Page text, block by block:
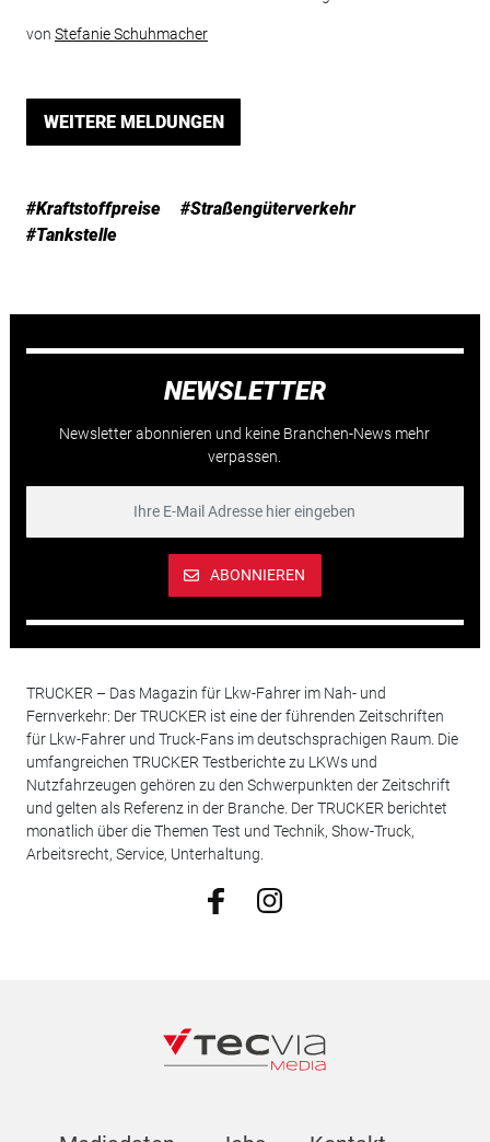
von Stefanie Schuhmacher
WEITERE MELDUNGEN
#Kraftstoffpreise
#Straßengüterverkehr
#Tankstelle
NEWSLETTER
Newsletter abonnieren und keine Branchen-News mehr
verpassen.
ABONNIEREN
TRUCKER – Das Magazin für Lkw-Fahrer im Nah- und
Fernverkehr: Der TRUCKER ist eine der führenden Zeitschriften
für Lkw-Fahrer und Truck-Fans im deutschsprachigen Raum. Die
umfangreichen TRUCKER Testberichte zu LKWs und
Nutzfahrzeugen gehören zu den Schwerpunkten der Zeitschrift
und gelten als Referenz in der Branche. Der TRUCKER berichtet
monatlich über die Themen Test und Technik, Show-Truck,
Arbeitsrecht, Service, Unterhaltung.